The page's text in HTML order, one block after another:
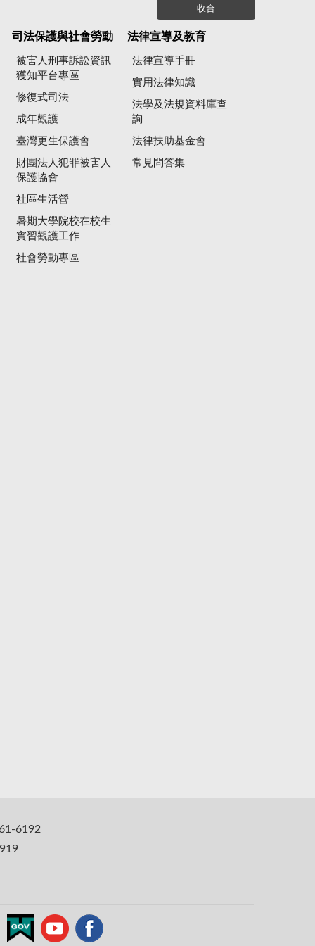
收合
司法保護與社會勞動
被害人刑事訴訟資訊
獲知平台專區
修復式司法
成年觀護
臺灣更生保護會
財團法人犯罪被害人
保護協會
社區生活營
暑期大學院校在校生
實習觀護工作
社會勞動專區
法律宣導及教育
法律宣導手冊
實用法律知識
法學及法規資料庫查
詢
法律扶助基金會
常見問答集
6192